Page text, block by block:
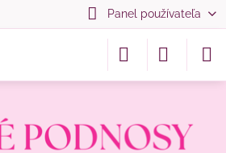
Panel používateľa